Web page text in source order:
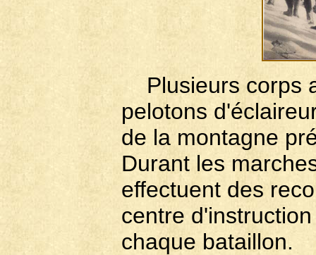
Plusieurs corps
pelotons
de la montagne
Durant les
effectuent des
centre
chaque bataillon.